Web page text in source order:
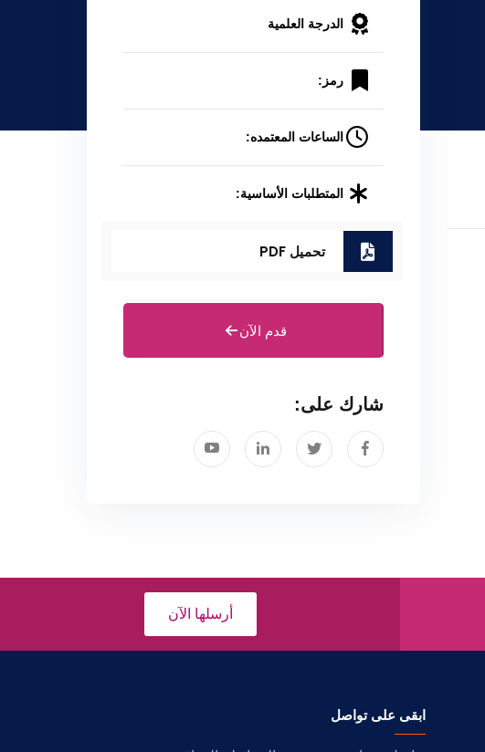
الدرجة العلمية
رمز:
الساعات المعتمده:
المتطلبات الأساسية:
تحميل PDF
قدم الآن
شارك على:
أرسلها الآن
ابقى على تواصل